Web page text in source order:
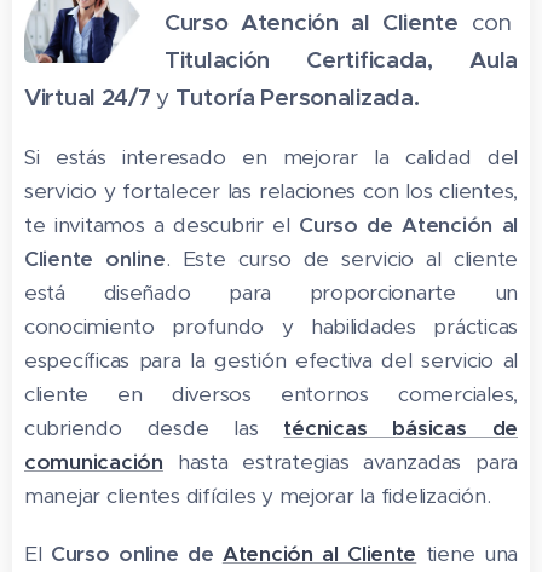
Curso Atención al Cliente con
Titulación Certificada, Aula
Virtual 24/7y Tutoría Personalizada.
Si estás interesado en mejorar la calidad del
servicio y fortalecer las relaciones con los clientes,
te invitamos a descubrir el Curso de Atención al
Cliente online. Este curso de servicio al cliente
está diseñado para proporcionarte un
conocimiento profundo y habilidades prácticas
específicas para la gestión efectiva del servicio al
cliente en diversos entornos comerciales,
cubriendo desde las técnicas básicas de
comunicación hasta estrategias avanzadas para
manejar clientes difíciles y mejorar la fidelización.
El Curso online de Atención al Cliente tiene una